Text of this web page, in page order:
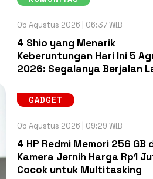
05 Agustus 2026 | 06:37 WIB
4 Shio yang Menarik
Keberuntungan Hari Ini 5
2026: Segalanya Berjalan
GADGET
05 Agustus 2026 | 09:29 WIB
4 HP Redmi Memori 256 GB
Kamera Jernih Harga Rp1
Cocok untuk Multitasking